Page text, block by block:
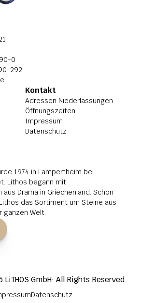
0
292
Kontakt
Adressen Niederlassungen
Öffnungszeiten
Impressum
Datenschutz
1974 in Lampertheim bei
Lithos begann mit
Drama in Griechenland. Schon
das Sortiment um Steine aus
ganzen Welt.
GmbH· All Rights Reserved
Datenschutz